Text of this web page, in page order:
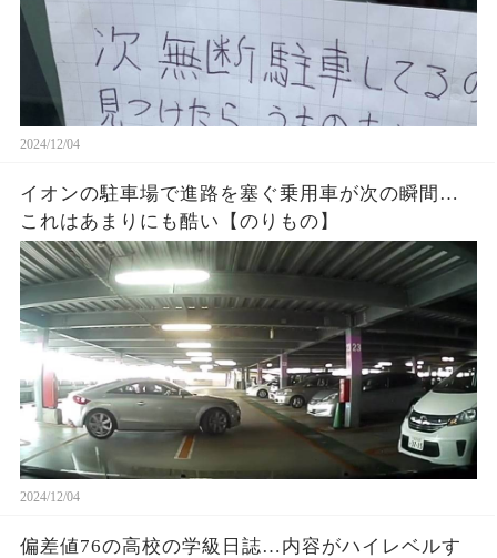
2024/12/04
イオンの駐車場で進路を塞ぐ乗用車が次の瞬間…
これはあまりにも酷い【のりもの】
2024/12/04
偏差値76の高校の学級日誌…内容がハイレベルす